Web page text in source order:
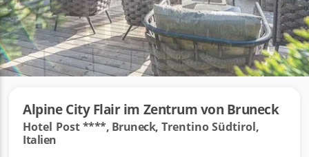
Alpine City Flair im Zentrum von Bruneck
Hotel Post****, Bruneck, Trentino Südtirol,
Italien